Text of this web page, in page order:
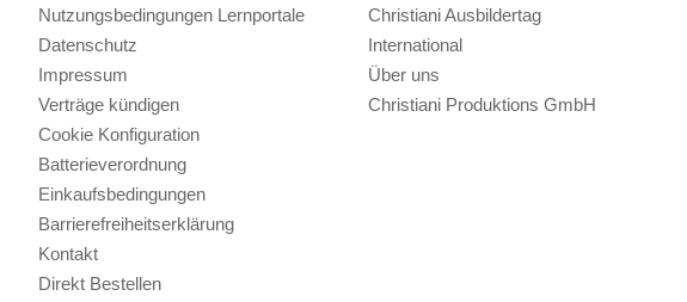
Nutzungsbedingungen Lernportale
Datenschutz
Impressum
Verträge kündigen
Cookie Konfiguration
Batterieverordnung
Einkaufsbedingungen
Barrierefreiheitserklärung
Kontakt
Direkt Bestellen
Christiani Ausbildertag
International
Über uns
Christiani Produktions GmbH